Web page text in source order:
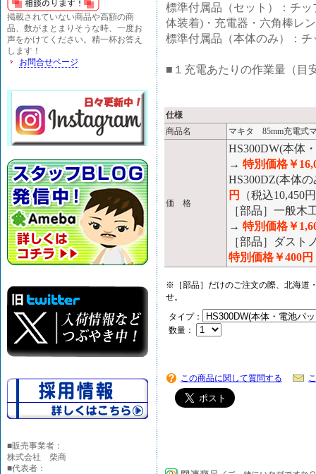
掲載されていない商品や高額の商
品、数がまとまりそうな時、一度お
声をかけてください。精一杯お答え
します！
お問合せページ
■販売事業者：
株式会社 柴商
■代表者：
標準付属品（セット）：チ
体装着)・充電器・六角棒レ
標準付属品（本体のみ）：
■１充電あたりの作業量（目
仕様
商品名
マキタ 85mm充電式
価 格
HS300DW(本体
→ 特別価格￥
HS300DZ(本体
円
（税込10,450
［部品］一般木
→ 特別価格￥
［部品］ダスト
特別価格￥400円
※［部品］だけのご注文の際、北海道
せ。
タイプ：
数量：
この商品に関して質問する